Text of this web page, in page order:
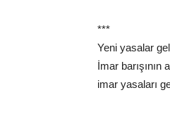
***
Yeni yasalar
İmar
imar yasaları